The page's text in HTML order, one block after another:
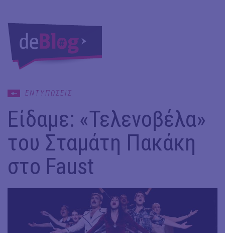
ΕΝΤΥΠΩΣΕΙΣ
Είδαμε: «Τελενοβέλα»
του Σταμάτη Πακάκη
στο Faust